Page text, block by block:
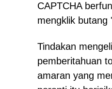
CAPTCHA
mengklik butang
Tindakan
pemberitahuan
amaran yang